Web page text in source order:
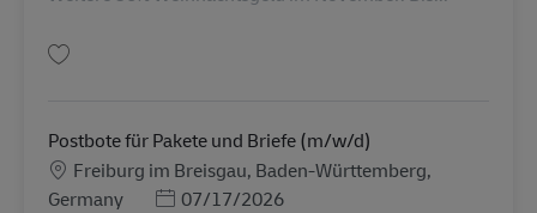
Postbote für Pakete und Briefe (m/w/d)
Locație
Freiburg im Breisgau, Baden-Württemberg,
Germany
Posted Date
07/17/2026